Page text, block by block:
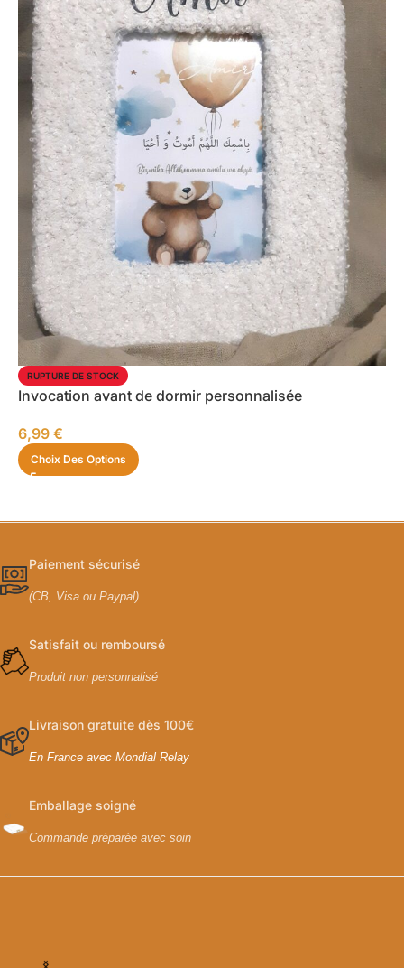
RUPTURE DE STOCK
Invocation avant de dormir personnalisée
6,99 €
Choix Des Options
Paiement sécurisé
(CB, Visa ou Paypal)
Satisfait ou remboursé
Produit non personnalisé
Livraison gratuite dès 100€
En France avec Mondial Relay
Emballage soigné
Commande préparée avec soin